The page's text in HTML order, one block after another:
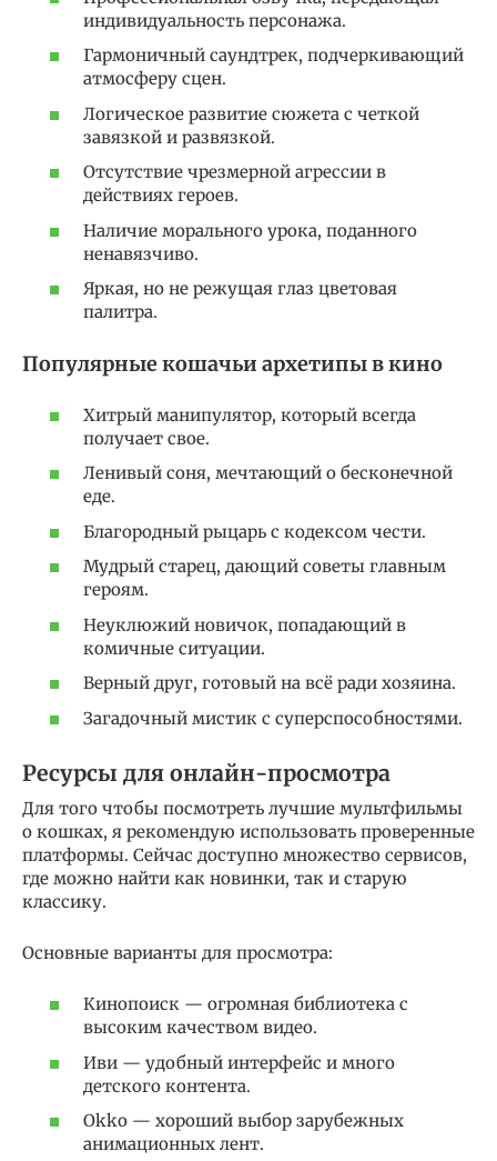
индивидуальность персонажа.
Гармоничный саундтрек, подчеркивающий
атмосферу сцен.
Логическое развитие сюжета с четкой
завязкой и развязкой.
Отсутствие чрезмерной агрессии в
действиях героев.
Наличие морального урока, поданного
ненавязчиво.
Яркая, но не режущая глаз цветовая
палитра.
Популярные кошачьи архетипы в кино
Хитрый манипулятор, который всегда
получает свое.
Ленивый соня, мечтающий о бесконечной
еде.
Благородный рыцарь с кодексом чести.
Мудрый старец, дающий советы главным
героям.
Неуклюжий новичок, попадающий в
комичные ситуации.
Верный друг, готовый на всё ради хозяина.
Загадочный мистик с суперспособностями.
Ресурсы для онлайн-просмотра
Для того чтобы посмотреть лучшие мультфильмы
о кошках, я рекомендую использовать проверенные
платформы. Сейчас доступно множество сервисов,
где можно найти как новинки, так и старую
классику.
Основные варианты для просмотра:
Кинопоиск — огромная библиотека с
высоким качеством видео.
Иви — удобный интерфейс и много
детского контента.
Okko — хороший выбор зарубежных
анимационных лент.